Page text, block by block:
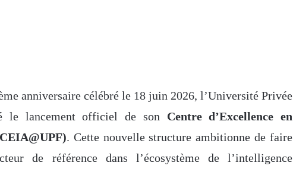
anniversaire célébré le 18 juin 2026, l’Université Privée
le lancement officiel de son Centre d’Excellence en
. Cette nouvelle structure ambitionne de faire
de référence dans l’écosystème de l’intelligence